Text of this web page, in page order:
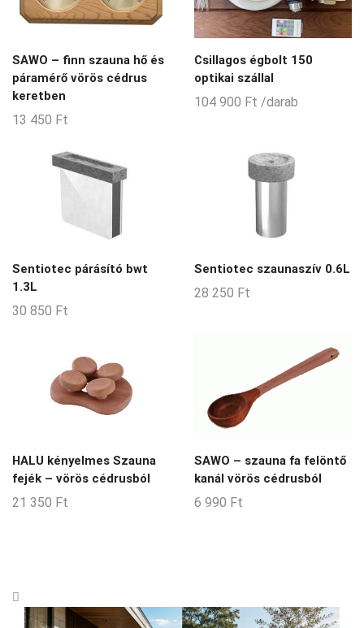
SAWO – finn szauna hő és
páramérő vörös cédrus
keretben
13 450 Ft
Csillagos égbolt 150
optikai szállal
104 900 Ft /darab
Sentiotec párásító bwt
1.3L
30 850 Ft
Sentiotec szaunaszív 0.6L
28 250 Ft
HALU kényelmes Szauna
fejék – vörös cédrusból
21 350 Ft
SAWO – szauna fa felöntő
kanál vörös cédrusból
6 990 Ft